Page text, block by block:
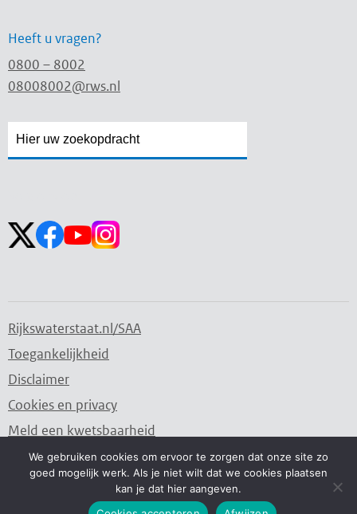
Heeft u vragen?
0800 – 8002
08008002@rws.nl
Rijkswaterstaat.nl/SAA
Toegankelijkheid
Disclaimer
Cookies en privacy
Meld een kwetsbaarheid
Water. Wegen. Werken. Rijkswaterstaat.
We gebruiken cookies om ervoor te zorgen dat onze site zo
goed mogelijk werk. Als je niet wilt dat we cookies plaatsen
kan je dat hier aangeven.